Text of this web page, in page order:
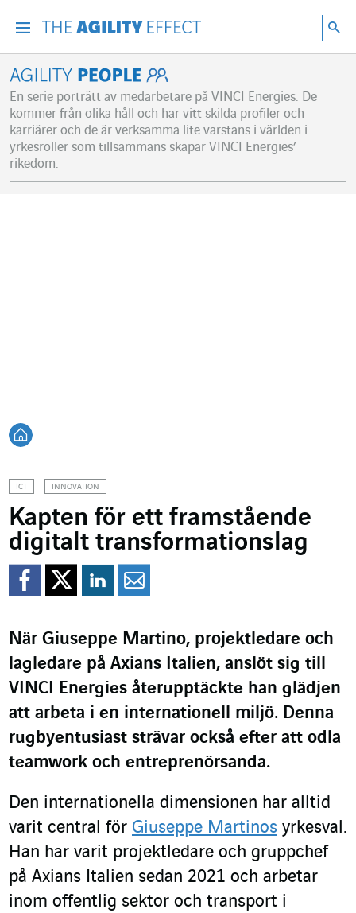
Sök
Agility People
En serie porträtt av medarbetare på VINCI Energies. De
kommer från olika håll och har vitt skilda profiler och
karriärer och de är verksamma lite varstans i världen i
yrkesroller som tillsammans skapar VINCI Energies’
rikedom.
Tillbaka till startsidan
ICT INNOVATION
Kapten för ett framstående
digitalt transformationslag
Dela på Facebook
Dela på Twitter
Dela på Linkedin
När Giuseppe Martino, projektledare och
lagledare på Axians Italien, anslöt sig till
VINCI Energies återupptäckte han glädjen
att arbeta i en internationell miljö. Denna
rugbyentusiast strävar också efter att odla
teamwork och entreprenörsanda.
Den internationella dimensionen har alltid
varit central för Giuseppe Martinos yrkesval.
Han har varit projektledare och gruppchef
på Axians Italien sedan 2021 och arbetar
inom offentlig sektor och transport i